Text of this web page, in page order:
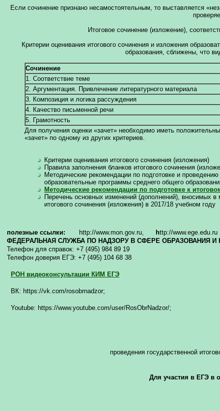
Если сочинение признано несамостоятельным, то выставляется
Итоговое сочинение (изложение),
Критерии оценивания итогового сочинения и изложения
образования, сближены, что
Сочинение
1. Соответствие теме
2. Аргументация. Привлечение литературного материала
3. Композиция и логика рассуждения
4. Качество письменной речи
5. Грамотность
Для получения оценки «зачет» необходимо иметь
«зачет» по одному из других критериев.
Критерии оценивания итогового сочинения (изложения)
Правила заполнения бланков итогового сочинения
Методические рекомендации по подготовке и
образовательные программы среднего общего
Методические рекомендации по подготовке к
Перечень основных изменений (дополнений), вносимых
итогового сочинения (изложения) в 2017/18 учебном году
полезные ссылки: http://www.mon.gov.ru, http://
ФЕДЕРАЛЬНАЯ СЛУЖБА ПО НАДЗОРУ В СФЕРЕ ОБРАЗОВАНИЯ И
Телефон для справок: +7 (495) 984 89 19
Телефон доверия ЕГЭ: +7 (495) 104 68 38
РОН видеоконсультации КИМ ЕГЭ
ВК: https://vk .com/rosobrnadzor;
Youtube: https://www.уoutubе соm/usеr/RоsОbrNаdzоr/;
проведения государственной
Для участия в ЕГЭ в